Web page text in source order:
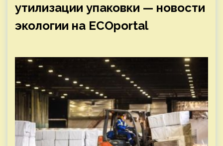
утилизации упаковки — новости
экологии на ECOportal